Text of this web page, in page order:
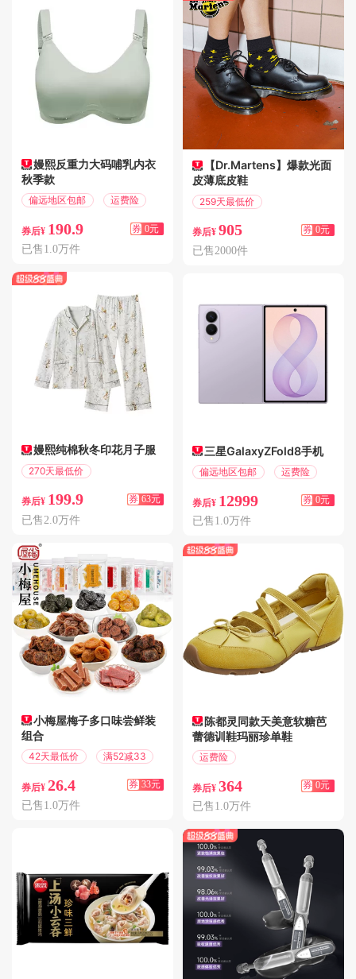
嫚熙反重力大码哺乳内衣
秋季款
偏远地区包邮 运费险
券后¥ 190.9 券 0元
已售1.0万件
嫚熙纯棉秋冬印花月子服
270天最低价
券后¥ 199.9 券 63元
已售2.0万件
小梅屋梅子多口味尝鲜装
组合
42天最低价 满52减33
券后¥ 26.4 券 33元
已售1.0万件
【Dr.Martens】爆款光面
皮薄底皮鞋
259天最低价
券后¥ 905 券 0元
已售2000件
三星GalaxyZFold8手机
偏远地区包邮 运费险
券后¥ 12999 券 0元
已售1.0万件
陈都灵同款天美意软糖芭
蕾德训鞋玛丽珍单鞋
运费险
券后¥ 364 券 0元
已售1.0万件